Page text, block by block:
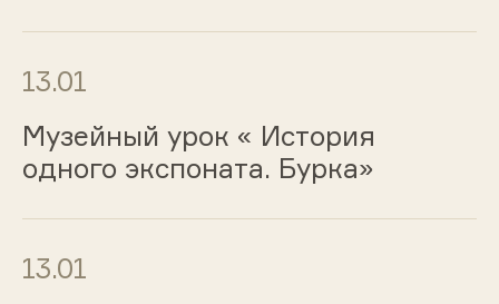
13.01
Музейный урок « История
одного экспоната. Бурка»
13.01